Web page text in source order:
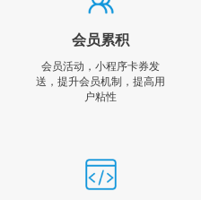
会员累积
会员活动，小程序卡券发
送，提升会员机制，提高用
户粘性